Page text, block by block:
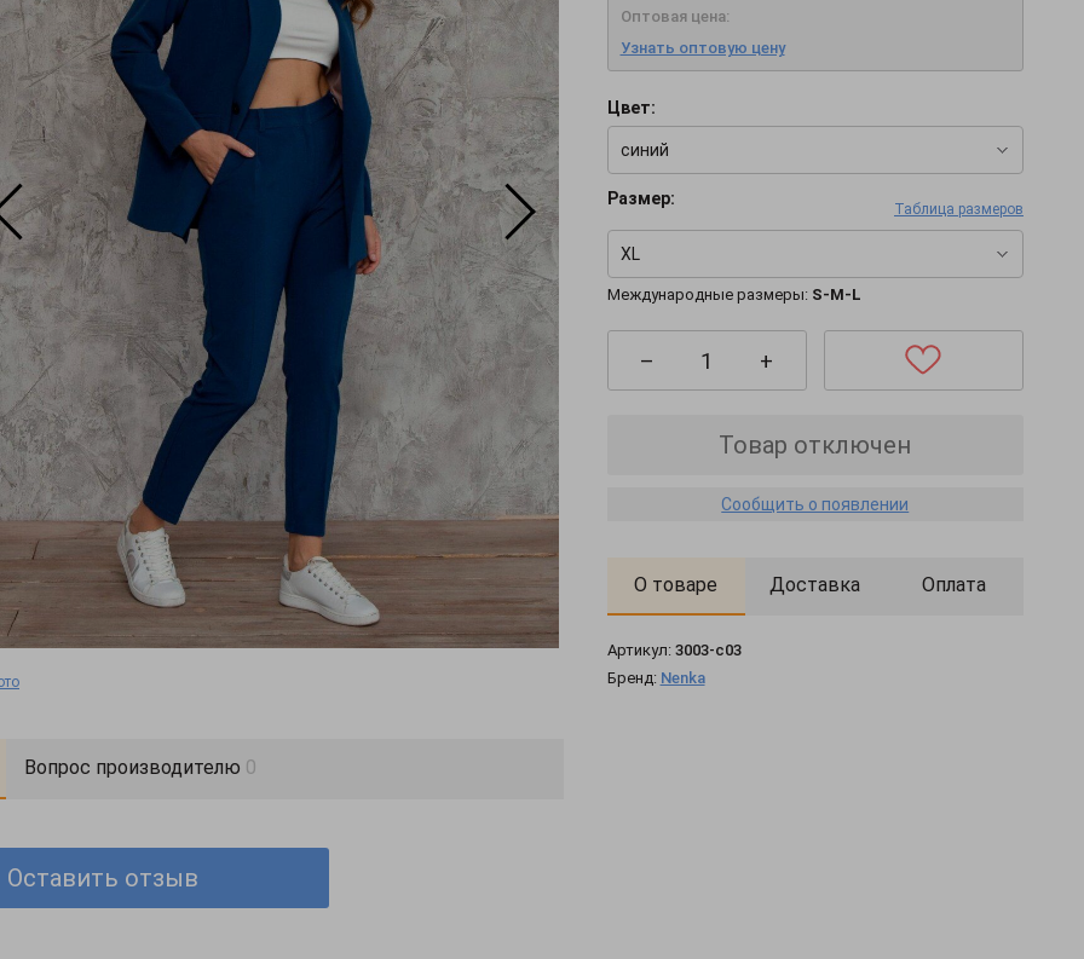
Оптовая цена:
Узнать оптовую цену
Цвет:
синий
Размер:
Таблица размеров
XL
Международные размеры: S-M-L
– +
Товар отключен
Сообщить о появлении
О товаре Доставка Оплата
Артикул: 3003-c03
Бренд: Nenka
Вопрос производителю 0
Оставить отзыв